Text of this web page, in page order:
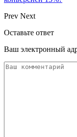
Prev Next
Оставьте ответ
Ваш электронный